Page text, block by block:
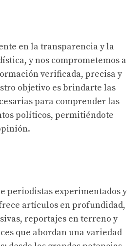
en la transparencia y la
y nos comprometemos a
verificada, precisa y
objetivo es brindarte las
para comprender las
políticos, permitiéndote
periodistas experimentados y
artículos en profundidad,
reportajes en terreno y
que abordan una variedad